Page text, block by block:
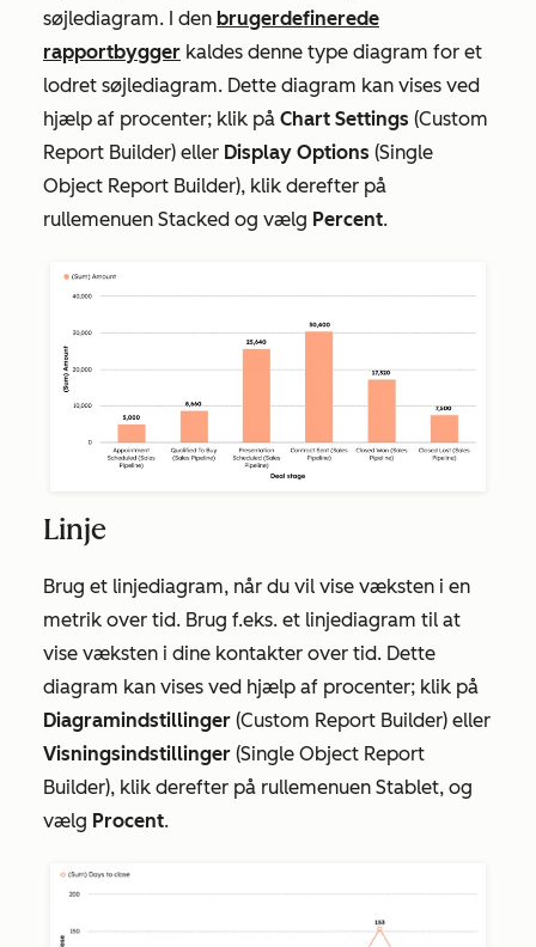
søjlediagram. I den brugerdefinerede
rapportbygger kaldes denne type diagram for et
lodret søjlediagram. Dette diagram kan vises ved
hjælp af procenter; klik på Chart Settings (Custom
Report Builder) eller Display Options (Single
Object Report Builder), klik derefter på
rullemenuen Stacked og vælg Percent.
Linje
Brug et linjediagram, når du vil vise væksten i en
metrik over tid. Brug f.eks. et linjediagram til at
vise væksten i dine kontakter over tid. Dette
diagram kan vises ved hjælp af procenter; klik på
Diagramindstillinger (Custom Report Builder) eller
Visningsindstillinger (Single Object Report
Builder), klik derefter på rullemenuen Stablet, og
vælg Procent.